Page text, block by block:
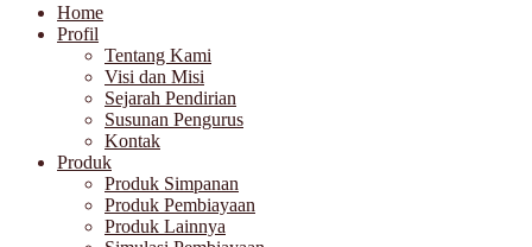
Home
Profil
Tentang Kami
Visi dan Misi
Sejarah Pendirian
Susunan Pengurus
Kontak
Produk
Produk Simpanan
Produk Pembiayaan
Produk Lainnya